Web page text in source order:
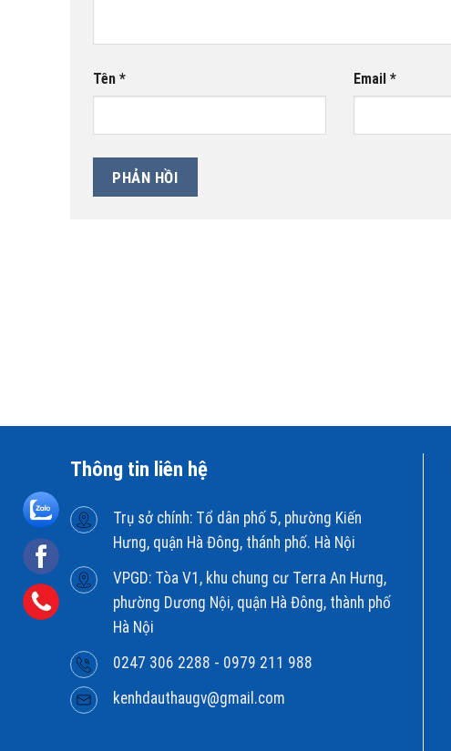
Tên * Email *
Thông tin liên hệ
Trụ sở chính: Tổ dân phố 5, phường Kiến
Hưng, quận Hà Đông, thánh phố. Hà Nội
VPGD: Tòa V1, khu chung cư Terra An Hưng,
phường Dương Nội, quận Hà Đông, thành phố
Hà Nội
0247 306 2288 - 0979 211 988
kenhdauthaugv@gmail.com